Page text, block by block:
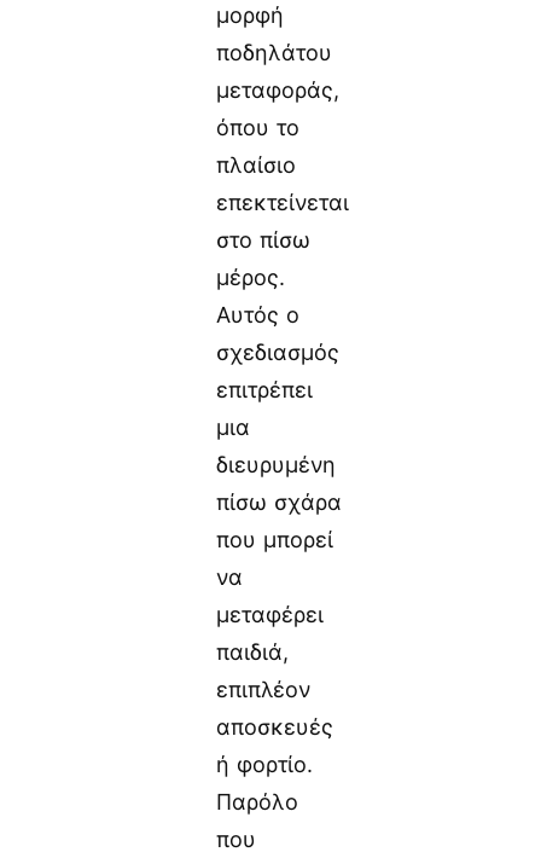
μορφή
ποδηλάτου
μεταφοράς,
όπου το
πλαίσιο
επεκτείνεται
στο πίσω
μέρος.
Αυτός ο
σχεδιασμός
επιτρέπει
μια
διευρυμένη
πίσω σχάρα
που μπορεί
να
μεταφέρει
παιδιά,
επιπλέον
αποσκευές
ή φορτίο.
Παρόλο
που